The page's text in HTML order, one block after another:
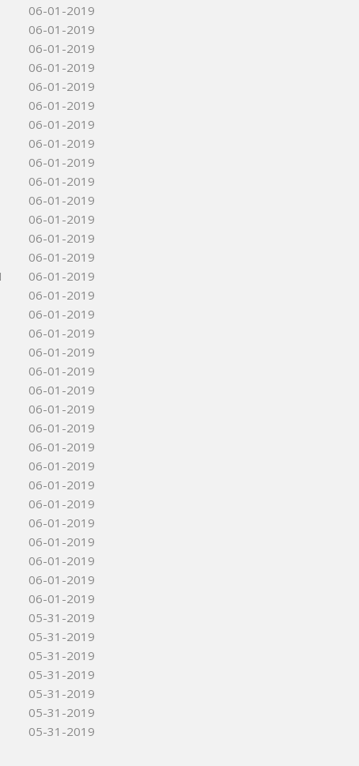
06-01-2019
06-01-2019
06-01-2019
06-01-2019
06-01-2019
06-01-2019
06-01-2019
06-01-2019
06-01-2019
06-01-2019
06-01-2019
06-01-2019
06-01-2019
06-01-2019
06-01-2019
06-01-2019
06-01-2019
06-01-2019
06-01-2019
06-01-2019
06-01-2019
06-01-2019
06-01-2019
06-01-2019
06-01-2019
06-01-2019
06-01-2019
06-01-2019
06-01-2019
06-01-2019
06-01-2019
06-01-2019
05-31-2019
05-31-2019
05-31-2019
05-31-2019
05-31-2019
05-31-2019
05-31-2019